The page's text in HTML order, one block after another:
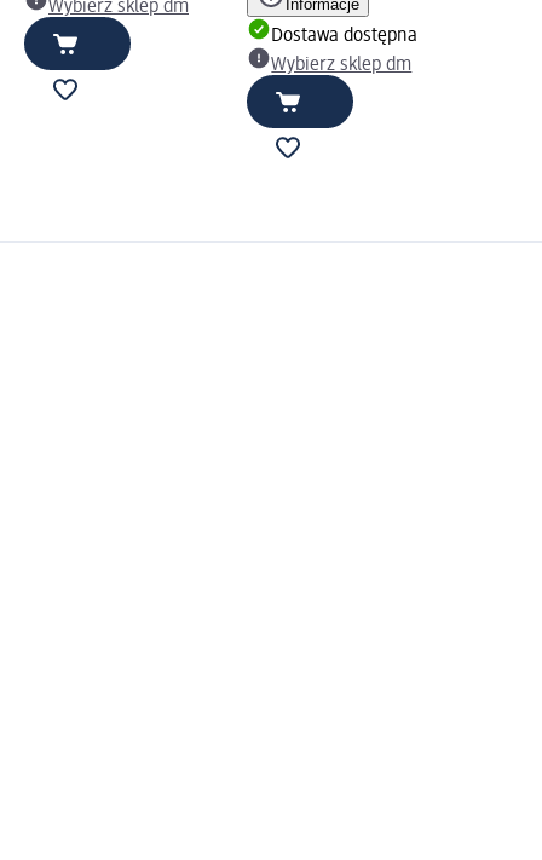
Wybierz sklep dm
Informacje
Dostawa dostępna
Wybierz sklep dm